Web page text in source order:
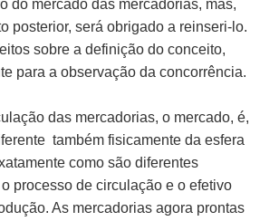
do mercado das mercadorias, mas,
posterior, será obrigado a reinseri-lo.
sobre a definição do conceito,
para a observação da concorrência.
das mercadorias, o mercado, é,
também fisicamente da esfera
como são diferentes
processo de circulação e o efetivo
As mercadorias agora prontas